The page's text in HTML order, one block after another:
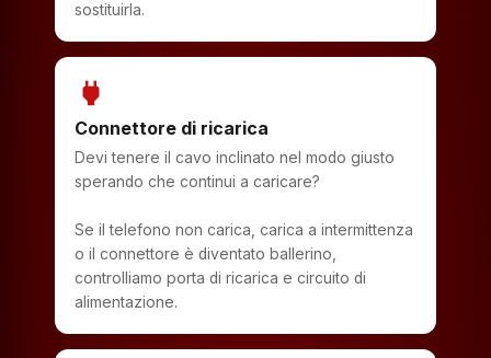
sostituirla.
power
Connettore di ricarica
Devi tenere il cavo inclinato nel modo giusto
sperando che continui a caricare?
Se il telefono non carica, carica a intermittenza
o il connettore è diventato ballerino,
controlliamo porta di ricarica e circuito di
alimentazione.